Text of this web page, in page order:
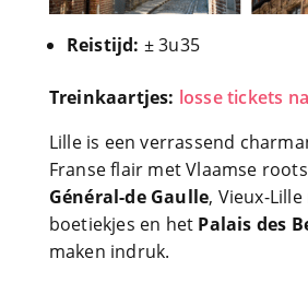
Reistijd: ± 3u35
Treinkaartjes: losse tickets
Lille is een verrassend
Franse flair met Vlaamse
Général-de Gaulle, Vieux-
boetiekjes en het Palais des
maken indruk.